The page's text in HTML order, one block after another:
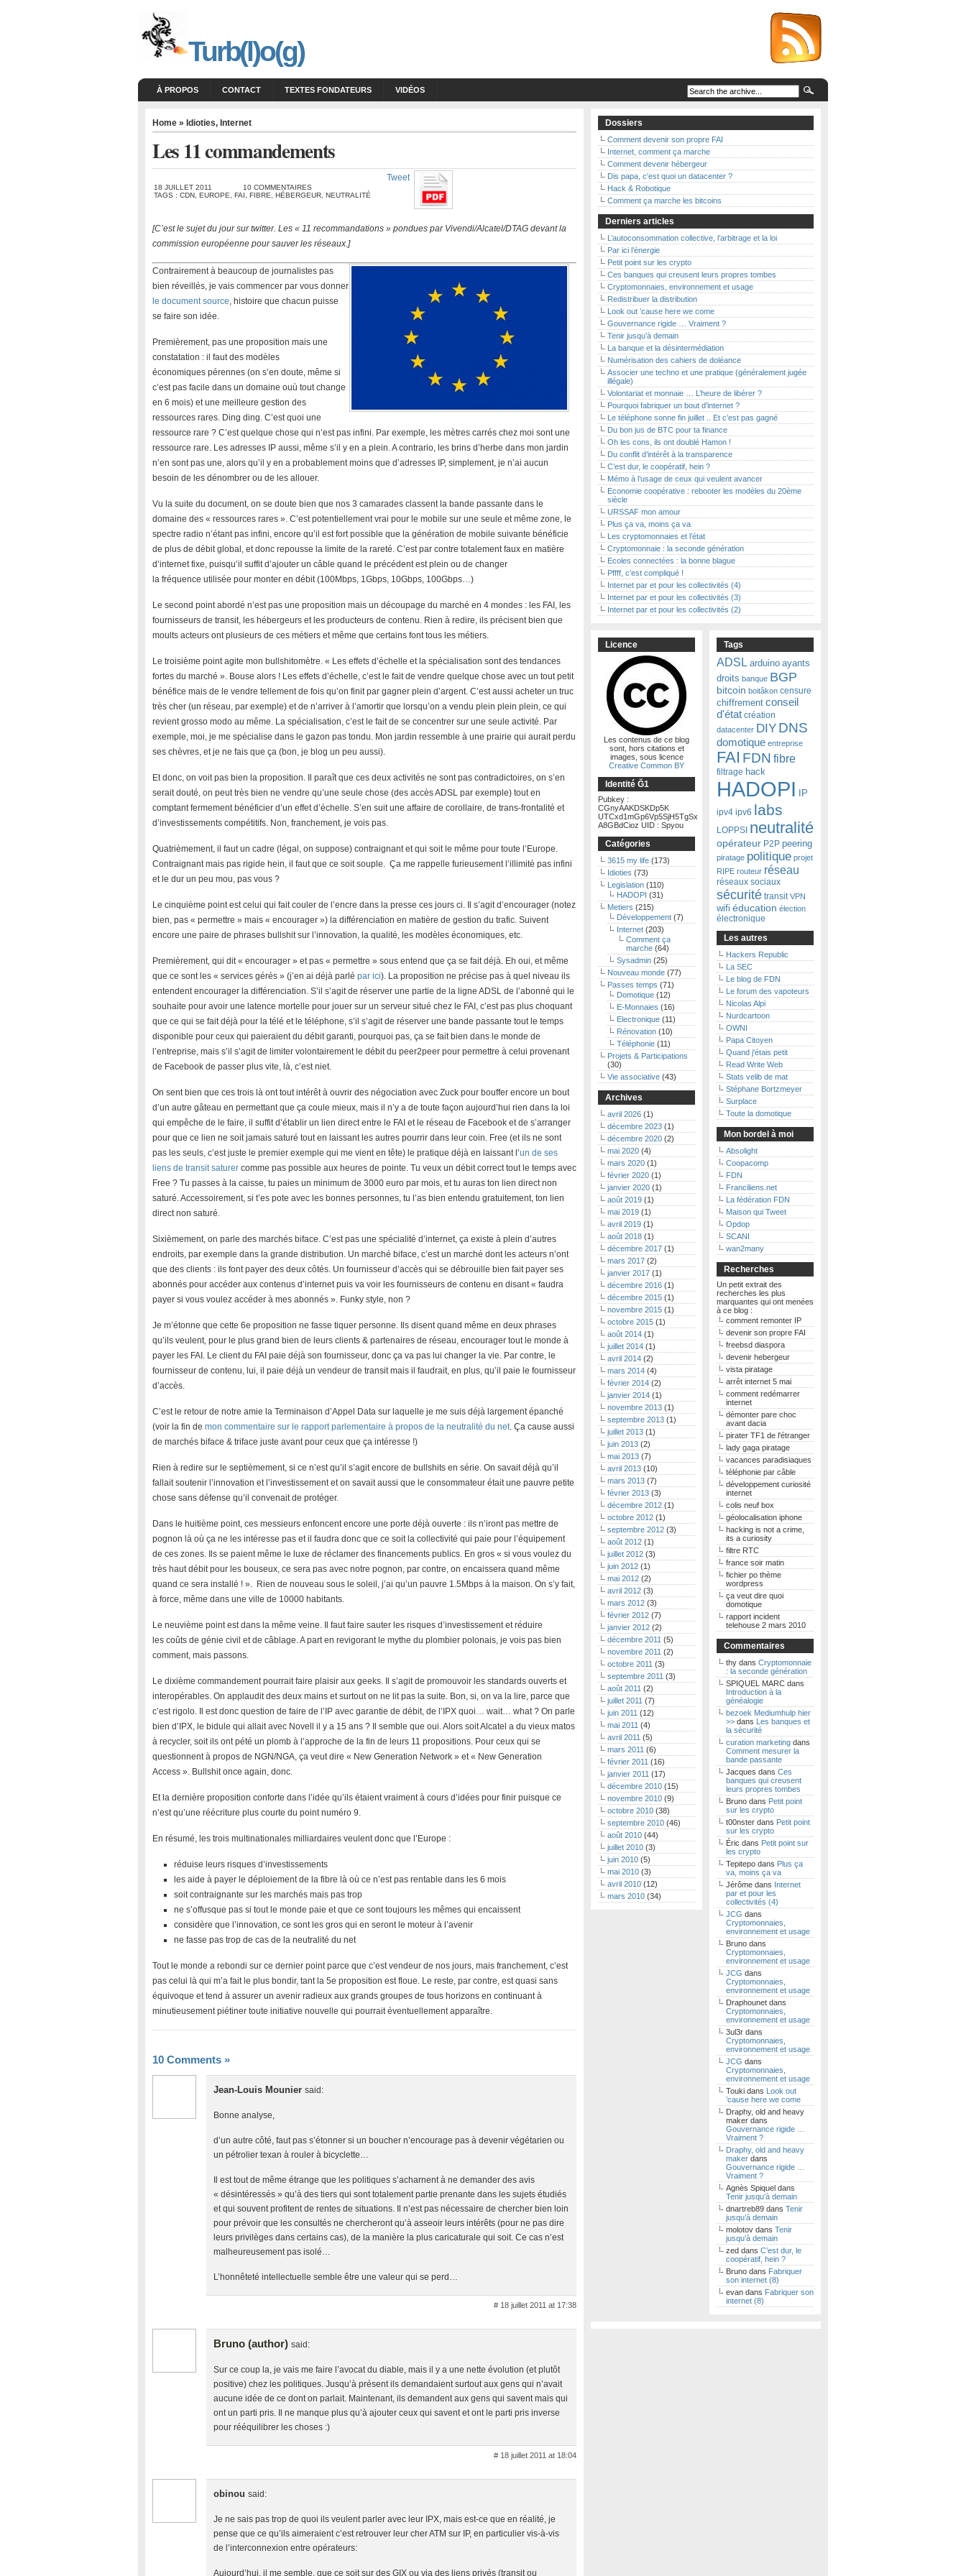
Turb(l)o(g)
À PROPOS CONTACT TEXTES FONDATEURS VIDÉOS
Home » Idioties, Internet
Les 11 commandements
18 JUILLET 2011
10 COMMENTAIRES
TAGS : CDN EUROPE FAI FIBRE HÉBERGEUR NEUTRALITÉ
Tweet
[C’est le sujet du jour sur twitter. Les « 11 recommandations » pondues par Vivendi/Alcatel/DTAG devant la
commission européenne pour sauver les réseaux.]
Contrairement à beaucoup de journalistes pas
bien réveillés, je vais commencer par vous donner
le document source, histoire que chacun puisse
se faire son idée.
Premièrement, pas une proposition mais une
constatation : il faut des modèles
économiques pérennes (on s’en doute, même si
c’est pas facile dans un domaine ouù tout change
en 6 mois) et une meilleure gestion des
ressources rares. Ding ding. C’est quoi une
ressource rare ? C’est quelque chose qui n’est pas infini. Par exemple, les mètres carrés chez moi sont une
ressource rare. Les adresses IP aussi, même s’il y en a plein. A contrario, les brins d’herbe dans mon jardin
n’en sont pas une, alors qu’il y en a probablement moins que d’adresses IP, simplement, je n’ai aucun
besoin de les dénombrer ou de les allouer.
Vu la suite du document, on se doute bien que nos 3 camarades classent la bande passante dans le
domaine des « ressources rares ». C’est potentiellement vrai pour le mobile sur une seule et même zone, le
spectre radio n’étant pas infini, encore qu’il est fort possible que la génération de mobile suivante bénéficie
de plus de débit global, et donc repousse la limite de la rareté. C’est par contre totalement faux en matière
d’internet fixe, puisqu’il suffit d’ajouter un câble quand le précédent est plein ou de changer
la fréquence utilisée pour monter en débit (100Mbps, 1Gbps, 10Gbps, 100Gbps…)
Le second point abordé n’est pas une proposition mais un découpage du marché en 4 mondes : les FAI, les
fournisseurs de transit, les hébergeurs et les producteurs de contenu. Rien à redire, ils précisent bien que
moults acteurs ont plusieurs de ces métiers et même que certains font tous les métiers.
Le troisième point agite mon bullshitomètre. « Les effets d’échelle et la spécialisation sont des tendances
fortes du marché ». Bouse alors ! Les effets d’échelle, c’est le fait de vendre quelque chose avec un tout petit
bénéfice mais de le vendre tellement de fois qu’on finit par gagner plein d’argent. C’est aussi acheter un truc
très cher (un réseau, par exemple) et de n’arriver à l’amortir que lorsqu’on a vendu plein plein plein, ce qui
revient grosso modo au même. La spécialisation, c’est le fait de se concentrer sur une seule activité. Par
exemple, moi, je me spécialise dans le gazon pas tondu. Mon jardin ressemble à une prairie qui aurait perdu
ses chèvres, et je ne fais que ça (bon, je blog un peu aussi).
Et donc, on voit pas bien la proposition. Il paraît que ces deux activités ne sont pas contradictoires, on s’en
serait douté, on peut très bien ne vendre qu’une seule chose (des accès ADSL par exemple) tout en
comptant fermement bénéficier d’un effet d’échelle. S’en suit une affaire de corollaire, de trans-frontalité et
d’investissements compétitifs. Non, franchement, je vois pas.
Quatrièmement, il faut un cadre (légal, on suppose) contraignant et qui soit le même pour toute l’Europe.
Contraignant mais pas rigide hein, il faut que ce soit souple. Ça me rappelle furieusement l’illimité pas infini
et le dur un peu mou, pas vous ?
Le cinquième point est celui qui fait couler de l’encre dans la presse ces jours ci. Il s’agit d’encourager (notez
bien, pas « permettre » mais « encourager ») la différenciation en matière de gestion du trafic. Suivent
encore une paire de phrases bullshit sur l’innovation, la qualité, les modèles économiques, etc.
Premièrement, qui dit « encourager » et pas « permettre » sous entend que ça se fait déjà. Eh oui, et même
que ce sont les « services gérés » (j’en ai déjà parlé par ici). La proposition ne précise pas à quel niveau ils
entendent encourager la différenciation. S’il s’agit de réserver une partie de la ligne ADSL de l’abonné qui le
souhaite pour avoir une latence mortelle pour jouer sur un serveur situé chez le FAI, c’est pas plus choquant
que ce qui se fait déjà pour la télé et le téléphone, s’il s’agit de réserver une bande passante tout le temps
disponible pour ceux qui paieraient du débit garanti, pourquoi pas, ça se fait bien dans le monde de
l’entreprise, mais s’il s’agit de limiter volontairement le débit du peer2peer pour permettre à celui provenant
de Facebook de passer plus vite, là, c’est niet.
On sent bien que ces trois là ont tout intérêt à ouvrir des négociation avec Zuck pour bouffer encore un bout
d’un autre gâteau en permettant que ça coule mieux, mais il n’y a de toute façon aujourd’hui rien dans la loi
qui empêche de le faire, il suffit d’établir un lien direct entre le FAI et le réseau de Facebook et de s’arranger
pour que ce lien ne soit jamais saturé tout en laissant les autres pourrir dans leur coin. Free (et ils ne sont
pas les seuls, c’est juste le premier exemple qui me vient en tête) le pratique déjà en laissant l’un de ses
liens de transit saturer comme pas possible aux heures de pointe. Tu veux un débit correct tout le temps avec
Free ? Tu passes à la caisse, tu paies un minimum de 3000 euro par mois, et tu auras ton lien direct non
saturé. Accessoirement, si t’es pote avec les bonnes personnes, tu l’as bien entendu gratuitement, ton lien
direct non saturé.
Sixièmement, on parle des marchés biface. C’est pas une spécialité d’internet, ça existe à plein d’autres
endroits, par exemple dans la grande distribution. Un marché biface, c’est un marché dont les acteurs n’ont
que des clients : ils font payer des deux côtés. Un fournisseur d’accès qui se débrouille bien fait payer ses
abonnés pour accéder aux contenus d’internet puis va voir les fournisseurs de contenu en disant « faudra
payer si vous voulez accéder à mes abonnés ». Funky style, non ?
Je m’étonne que cette 6e proposition ne fasse tiquer personne. Ils disent quand même en deux phrases
qu’ils veulent, pour le plus grand bien de leurs clients & partenaires de réseau, encourager tout le monde à
payer les FAI. Le client du FAI paie déjà son fournisseur, donc ça va pas lui changer la vie. Par contre, le
fournisseur de contenu, lui, il paie déjà un vendeur de transit mais il faudrait, en plus, qu’il paie le fournisseur
d’accès.
C’est le retour de notre amie la Terminaison d’Appel Data sur laquelle je me suis déjà largement épanché
(voir la fin de mon commentaire sur le rapport parlementaire à propos de la neutralité du net. Ça cause aussi
de marchés biface & triface juste avant pour ceux que ça intéresse !)
Rien à redire sur le septièmement, si ce n’est qu’il s’agit encore de bullshits en série. On savait déjà qu’il
fallait soutenir l’innovation et l’investissement et on savait aussi que le consommateur était une pauvre petite
chose sans défense qu’il convenait de protéger.
Dans le huitième point, ces messieurs enfoncent encore une porte déjà ouverte : ils n’iront pas mettre de
pognon là où ça ne les intéresse pas et il faudra donc que ce soit la collectivité qui paie pour l’équipement
de ces zones. Ils se paient même le luxe de réclamer des financements publics. En gros « si vous voulez du
très haut débit pour les bouseux, ce sera pas avec notre pognon, par contre, on encaissera quand même
quand ce sera installé ! ». Rien de nouveau sous le soleil, j’ai qu’un pauvre 1.5Mbps à la maison. On s’y fait,
à force, même dans une ville de 10000 habitants.
Le neuvième point est dans la même veine. Il faut faire sauter les risques d’investissement et réduire
les coûts de génie civil et de câblage. A part en revigorant le mythe du plombier polonais, je vois pas bien
comment, mais passons.
Le dixième commandement pourrait faire plaisir aux geeks. Il s’agit de promouvoir les standards ouverts et
interopérables. On applaudit des deux mains et surtout on ne lit pas la suite. Bon, si, on va la lire, parce que
c’est rigolo. Il est donc question de faire de l’IP avec garantie de débit, de l’IPX quoi… wait… what ? On parle
bien d’IPX, le bidule qui allait avec Novell il y a 15 ans ? Il semble que oui. Alors soit Alcatel a du vieux matos
à recycler, soit ils ont pété un plomb à l’approche de la fin de leurs 11 propositions. Pour ceux qui se
questionnent à propos de NGN/NGA, ça veut dire « New Generation Network » et « New Generation
Access ». Bullshit once again, donc.
Et la dernière proposition conforte dans l’idée qu’ils étaient vraiment à cours d’idées pour finir puisque ce
n’est qu’une réécriture plus courte du point numéro 9.
En résumé, les trois multinationales milliardaires veulent donc que l’Europe :
réduise leurs risques d’investissements
les aide à payer le déploiement de la fibre là où ce n’est pas rentable dans les 6 mois
soit contraignante sur les marchés mais pas trop
ne s’offusque pas si tout le monde paie et que ce sont toujours les mêmes qui encaissent
considère que l’innovation, ce sont les gros qui en seront le moteur à l’avenir
ne fasse pas trop de cas de la neutralité du net
Tout le monde a rebondi sur ce dernier point parce que c’est vendeur de nos jours, mais franchement, c’est
pas celui là qui m’a fait le plus bondir, tant la 5e proposition est floue. Le reste, par contre, est quasi sans
équivoque et tend à assurer un avenir radieux aux grands groupes de tous horizons en continuant à
minutieusement piétiner toute initiative nouvelle qui pourrait éventuellement apparaître.
10 Comments »
Jean-Louis Mounier said:
Bonne analyse,
d’un autre côté, faut pas s’étonner si un boucher n’encourage pas à devenir végétarien ou
un pétrolier texan à rouler à bicyclette…
Il est tout de même étrange que les politiques s’acharnent à ne demander des avis
« désintéressés » qu’à des tiers qui sont totalement partie prenante dans les sujets étudiés
et qui souvent profitent de rentes de situations. Il n’est pas nécessaire de chercher bien loin
pour prévoir que les consultés ne chercheront qu’à asseoir leurs intérêts (pour ne pas dire
leurs privilèges dans certains cas), de la manière la plus caricaturale qui soit. Ce cas n’est
malheureusement pas isolé…
L’honnêteté intellectuelle semble être une valeur qui se perd…
# 18 juillet 2011 at 17:38
Bruno (author) said:
Sur ce coup la, je vais me faire l’avocat du diable, mais il y a une nette évolution (et plutôt
positive) chez les politiques. Jusqu’à présent ils demandaient surtout aux gens qui n’avait
aucune idée de ce dont on parlait. Maintenant, ils demandent aux gens qui savent mais qui
ont un parti pris. Il ne manque plus qu’à ajouter ceux qui savent et ont le parti pris inverse
pour rééquilibrer les choses :)
# 18 juillet 2011 at 18:04
obinou said:
Je ne sais pas trop de quoi ils veulent parler avec leur IPX, mais est-ce que en réalité, je
pense que ce qu’ils aimeraient c’est retrouver leur cher ATM sur IP, en particulier vis-à-vis
de l’interconnexion entre opérateurs:
Aujourd’hui, il me semble, que ce soit sur des GIX ou via des liens privés (transit ou
Dossiers
Comment devenir son propre FAI
Internet, comment ça marche
Comment devenir hébergeur
Dis papa, c'est quoi un datacenter ?
Hack & Robotique
Comment ça marche les bitcoins
Derniers articles
L’autoconsommation collective, l’arbitrage et la loi
Par ici l’énergie
Petit point sur les crypto
Ces banques qui creusent leurs propres tombes
Cryptomonnaies, environnement et usage
Redistribuer la distribution
Look out ’cause here we come
Gouvernance rigide … Vraiment ?
Tenir jusqu’à demain
La banque et la désintermédiation
Numérisation des cahiers de doléance
Associer une techno et une pratique (généralement jugée
illégale)
Volontariat et monnaie … L’heure de libérer ?
Pourquoi fabriquer un bout d’internet ?
Le téléphone sonne fin juillet .. Et c’est pas gagné
Du bon jus de BTC pour ta finance
Oh les cons, ils ont doublé Hamon !
Du conflit d’intérêt à la transparence
C’est dur, le coopératif, hein ?
Mémo à l’usage de ceux qui veulent avancer
Economie coopérative : rebooter les modèles du 20ème
siècle
URSSAF mon amour
Plus ça va, moins ça va
Les cryptomonnaies et l’état
Cryptomonnaie : la seconde génération
Ecoles connectées : la bonne blague
Pffff, c’est compliqué !
Internet par et pour les collectivités (4)
Internet par et pour les collectivités (3)
Internet par et pour les collectivités (2)
Licence
Les contenus de ce blog
sont, hors citations et
images, sous licence
Creative Common BY
Identité Ğ1
Pubkey :
CGnyAAKDSKDp5K
UTCxd1mGp6Vp5SjH5TgSx
A8GBdCioz UID : Spyou
Catégories
3615 my life (173)
Idioties (73)
Legislation (110)
HADOPI (31)
Metiers (215)
Développement (7)
Internet (203)
Comment ça
marche (64)
Sysadmin (25)
Nouveau monde (77)
Passes temps (71)
Domotique (12)
E-Monnaies (16)
Electronique (11)
Rénovation (10)
Téléphonie (11)
Projets & Participations
(30)
Vie associative (43)
Archives
avril 2026 (1)
décembre 2023 (1)
décembre 2020 (2)
mai 2020 (4)
mars 2020 (1)
février 2020 (1)
janvier 2020 (1)
août 2019 (1)
mai 2019 (1)
avril 2019 (1)
août 2018 (1)
décembre 2017 (1)
mars 2017 (2)
janvier 2017 (1)
décembre 2016 (1)
décembre 2015 (1)
novembre 2015 (1)
octobre 2015 (1)
août 2014 (1)
juillet 2014 (1)
avril 2014 (2)
mars 2014 (4)
février 2014 (2)
janvier 2014 (1)
novembre 2013 (1)
septembre 2013 (1)
juillet 2013 (1)
juin 2013 (2)
mai 2013 (7)
avril 2013 (10)
mars 2013 (7)
février 2013 (3)
décembre 2012 (1)
octobre 2012 (1)
septembre 2012 (3)
août 2012 (1)
juillet 2012 (3)
juin 2012 (1)
mai 2012 (2)
avril 2012 (3)
mars 2012 (3)
février 2012 (7)
janvier 2012 (2)
décembre 2011 (5)
novembre 2011 (2)
octobre 2011 (3)
septembre 2011 (3)
août 2011 (2)
juillet 2011 (7)
juin 2011 (12)
mai 2011 (4)
avril 2011 (5)
mars 2011 (6)
février 2011 (16)
janvier 2011 (17)
décembre 2010 (15)
novembre 2010 (9)
octobre 2010 (38)
septembre 2010 (46)
août 2010 (44)
juillet 2010 (3)
juin 2010 (5)
mai 2010 (3)
avril 2010 (12)
mars 2010 (34)
Tags
ADSL arduino ayants
droits banque BGP
bitcoin boitâkon censure
chiffrement conseil
d'état création
datacenter DIY DNS
domotique entreprise
FAI FDN fibre
filtrage hack
HADOPI
IP
ipv4 ipv6 labs
LOPPSI neutralité
opérateur P2P peering
piratage politique projet
RIPE routeur réseau
réseaux sociaux
sécurité transit VPN
wifi éducation élection
électronique
Les autres
Hackers Republic
La SEC
Le blog de FDN
Le forum des vapoteurs
Nicolas Alpi
Nurdcartoon
OWNI
Papa Citoyen
Quand j'étais petit
Read Write Web
Stats velib de mat
Stéphane Bortzmeyer
Surplace
Toute la domotique
Mon bordel à moi
Absolight
Coopacomp
FDN
Franciliens.net
La fédération FDN
Maison qui Tweet
Opdop
SCANI
wan2many
Recherches
Un petit extrait des
recherches les plus
marquantes qui ont menées
à ce blog :
comment remonter IP
devenir son propre FAI
freebsd diaspora
devenir hebergeur
vista piratage
arrêt internet 5 mai
comment redémarrer
internet
démonter pare choc
avant dacia
pirater TF1 de l'étranger
lady gaga piratage
vacances paradisiaques
téléphonie par câble
développement curiosité
internet
colis neuf box
géolocalisation iphone
hacking is not a crime,
its a curiosity
filtre RTC
france soir matin
fichier po thème
wordpress
ça veut dire quoi
domotique
rapport incident
telehouse 2 mars 2010
Commentaires
thy dans Cryptomonnaie
: la seconde génération
SPIQUEL MARC dans
Introduction à la
généalogie
bezoek Mediumhulp hier
>> dans Les banques et
la sécurité
curation marketing dans
Comment mesurer la
bande passante
Jacques dans Ces
banques qui creusent
leurs propres tombes
Bruno dans Petit point
sur les crypto
t00nster dans Petit point
sur les crypto
Éric dans Petit point sur
les crypto
Tepitepo dans Plus ça
va, moins ça va
Jérôme dans Internet
par et pour les
collectivités (4)
JCG dans
Cryptomonnaies,
environnement et usage
Bruno dans
Cryptomonnaies,
environnement et usage
JCG dans
Cryptomonnaies,
environnement et usage
Draphounet dans
Cryptomonnaies,
environnement et usage
3ul3r dans
Cryptomonnaies,
environnement et usage
JCG dans
Cryptomonnaies,
environnement et usage
Touki dans Look out
’cause here we come
Draphy, old and heavy
maker dans
Gouvernance rigide …
Vraiment ?
Draphy, old and heavy
maker dans
Gouvernance rigide …
Vraiment ?
Agnès Spiquel dans
Tenir jusqu’à demain
dnartreb89 dans Tenir
jusqu’à demain
molotov dans Tenir
jusqu’à demain
zed dans C’est dur, le
coopératif, hein ?
Bruno dans Fabriquer
son internet (8)
evan dans Fabriquer son
internet (8)